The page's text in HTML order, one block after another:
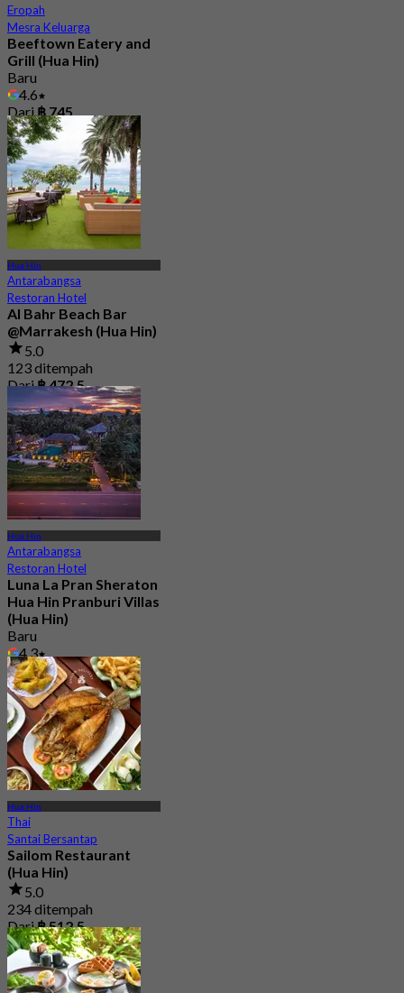
Eropah
Mesra Keluarga
Beeftown Eatery and
Grill (Hua Hin)
Baru
4.6
Dari ฿ 745
Hua Hin
Antarabangsa
Restoran Hotel
Al Bahr Beach Bar
@Marrakesh (Hua Hin)
5.0
123 ditempah
Dari฿ 472.5
Hua Hin
Antarabangsa
Restoran Hotel
Luna La Pran Sheraton
Hua Hin Pranburi Villas
(Hua Hin)
Baru
4.3
Dari฿ 396.66
Hua Hin
Thai
Santai Bersantap
Sailom Restaurant
(Hua Hin)
5.0
234 ditempah
Dari฿ 512.5